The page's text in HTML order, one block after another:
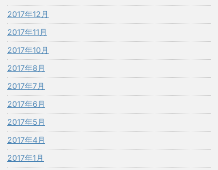
2017年12月
2017年11月
2017年10月
2017年8月
2017年7月
2017年6月
2017年5月
2017年4月
2017年1月